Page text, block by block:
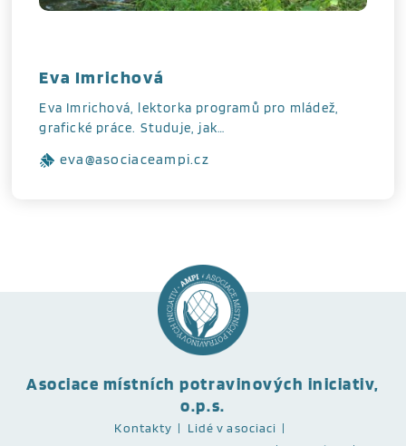
Eva Imrichová
Eva Imrichová, lektorka programů pro mládež,
grafické práce. Studuje, jak…
eva@asociaceampi.cz
Asociace místních potravinových iniciativ,
o.p.s.
Kontakty
Lidé v asociaci